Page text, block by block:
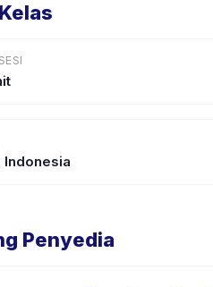
Indonesia
Penyedia